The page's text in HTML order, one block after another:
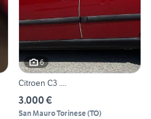
6
Citroen C3 ....
3.000 €
San Mauro Torinese(TO)